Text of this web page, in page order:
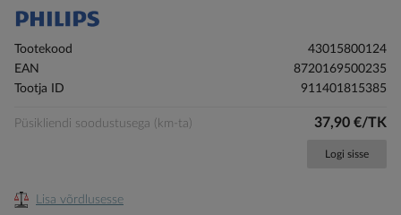
of
images
gallery
Tootekood
43015800124
EAN
8720169500235
Tootja ID
911401815385
Püsikliendi soodustusega (km-ta) 37,90 €/TK
Logi sisse
Lisa võrdlusesse